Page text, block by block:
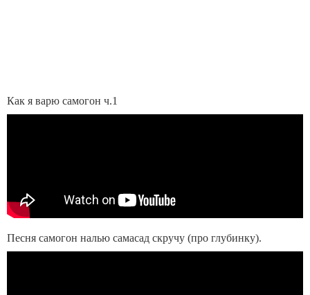
Как я варю самогон ч.1
Песня самогон налью самасад скручу (про глубинку).